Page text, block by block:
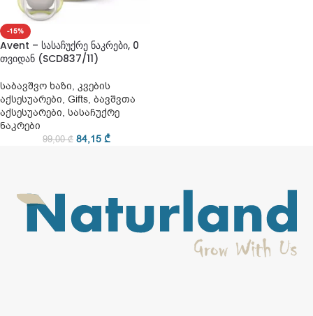
-15%
Avent – სასაჩუქრე ნაკრები, 0
თვიდან (SCD837/11)
საბავშვო ხაზი, კვების
აქსესუარები, Gifts, ბავშვთა
აქსესუარები, სასაჩუქრე
ნაკრები
99,00₾ 84,15 ₾